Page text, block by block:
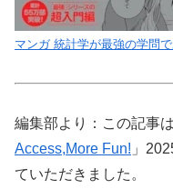
マンガ 統計学が最強の学問
編集部より：この記事
Access,More Fun! 」
ていただきました。